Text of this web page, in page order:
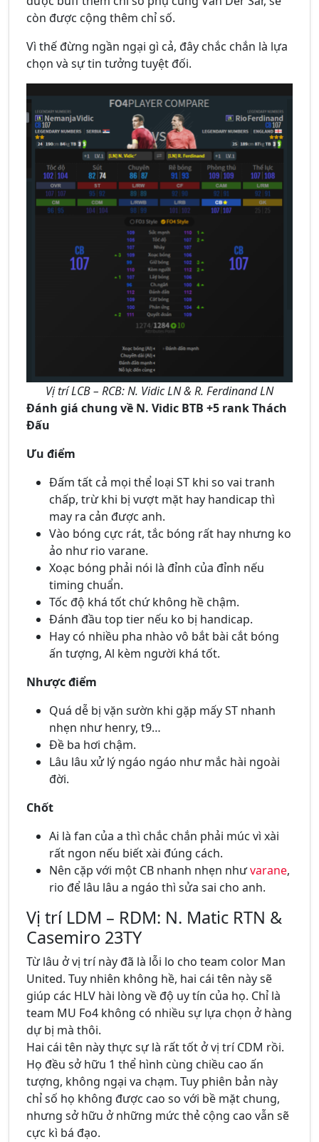
còn được cộng thêm chỉ số.
Vì thế đừng ngần ngại gì cả, đây chắc chắn là lựa
chọn và sự tin tưởng tuyệt đối.
Vị trí LCB – RCB: N. Vidic LN & R. Ferdinand LN
Đánh giá chung về N. Vidic BTB +5 rank Thách
Đấu
Ưu điểm
Đấm tất cả mọi thể loại ST khi so vai tranh
chấp, trừ khi bị vượt mặt hay handicap thì
may ra cản được anh.
Vào bóng cực rát, tắc bóng rất hay nhưng ko
ảo như rio varane.
Xoạc bóng phải nói là đỉnh của đỉnh nếu
timing chuẩn.
Tốc độ khá tốt chứ không hề chậm.
Đánh đầu top tier nếu ko bị handicap.
Hay có nhiều pha nhào vô bắt bài cắt bóng
ấn tượng, Al kèm người khá tốt.
Nhược điểm
Quá dễ bị vặn sườn khi gặp mấy ST nhanh
nhẹn như henry, t9…
Đề ba hơi chậm.
Lâu lâu xử lý ngáo ngáo như mắc hài ngoài
đời.
Chốt
Ai là fan của a thì chắc chắn phải múc vì xài
rất ngon nếu biết xài đúng cách.
Nên cặp với một CB nhanh nhẹn nhưvarane,
rio để lâu lâu a ngáo thì sửa sai cho anh.
Vị trí LDM – RDM: N. Matic RTN &
Casemiro 23TY
Từ lâu ở vị trí này đã là lỗi lo cho team color Man
United. Tuy nhiên không hề, hai cái tên này sẽ
giúp các HLV hài lòng về độ uy tín của họ. Chỉ là
team MU Fo4 không có nhiều sự lựa chọn ở hàng
dự bị mà thôi.
Hai cái tên này thực sự là rất tốt ở vị trí CDM rồi.
Họ đều sở hữu 1 thể hình cùng chiều cao ấn
tượng, không ngại va chạm. Tuy phiên bản này
chỉ số họ không được cao so với bề mặt chung,
nhưng sở hữu ở những mức thẻ cộng cao vẫn sẽ
cực kì bá đạo.